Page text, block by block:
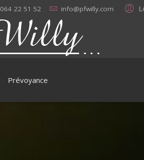
064 22 51 52 info@pfwilly.com
Prévoyance